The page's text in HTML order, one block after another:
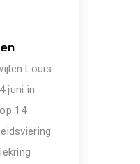
Louis
juni in
14